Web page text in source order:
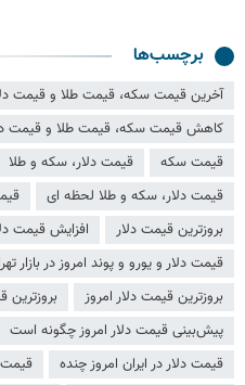
برچسب‌ها
آخرین قیمت سکه، قیمت طلا و قیمت
کاهش قیمت سکه، قیمت طلا و قیمت
قیمت سکه
قیمت دلار، سکه و طلا
قیمت دلار، سکه و طلا لحظه ای
بروزترین قیمت دلار
افزایش قیمت
قیمت دلار و یورو و پوند امروز در بازار
بروزترین قیمت دلار امروز
بروزترین
پیش‌بینی قیمت دلار امروز چگونه است
قیمت دلار در ایران امروز چنده
قیمت